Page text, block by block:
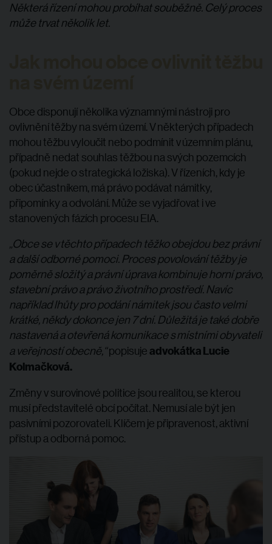
Některá řízení mohou probíhat souběžně. Celý proces
může trvat několik let.
Obce disponují několika významnými nástroji pro
ovlivnění těžby na svém území. V některých případech
mohou těžbu vyloučit nebo podmínit v územním plánu,
případně nedat souhlas těžbou na svých pozemcích
(pokud nejde o strategická ložiska). V řízeních, kdy je
obec účastníkem, má právo podávat námitky,
připomínky a odvolání. Může se vyjadřovat i ve
stanovených fázích procesu EIA.
„Obce se v těchto případech těžko obejdou bez právní
a další odborné pomoci. Proces povolování těžby je
poměrně složitý a právní úprava kombinuje horní právo,
stavební právo a právo životního prostředí. Navíc
například lhůty pro podání námitek jsou často velmi
krátké, někdy dokonce jen 7 dní. Důležitá je také dobře
nastavená a otevřená komunikace s místními obyvateli
a veřejností obecně,“popisujeadvokátka Lucie
Kolmačková.
Změny v surovinové politice jsou realitou, se kterou
musí představitelé obcí počítat. Nemusí ale být jen
pasivními pozorovateli. Klíčem je připravenost, aktivní
přístup a odborná pomoc.